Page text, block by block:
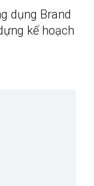
dụng Brand
kế hoạch